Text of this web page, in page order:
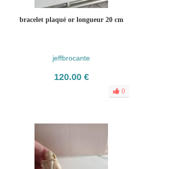
bracelet plaqué or longueur 20 cm
jeffbrocante
120.00 €
0